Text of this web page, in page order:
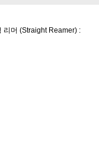
리머 (Straight Reamer) :